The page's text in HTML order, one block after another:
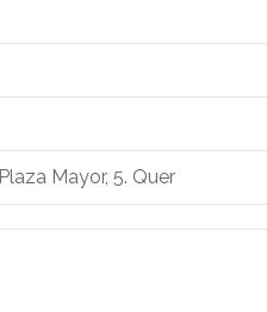
Plaza Mayor, 5. Quer